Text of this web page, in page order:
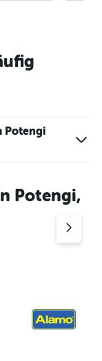
Potengi
Potengi,